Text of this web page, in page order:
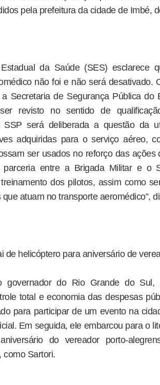
pela prefeitura da cidade de Imbé,
Estadual da Saúde (SES) esclarece
não foi e não será desativado.
Secretaria de Segurança Pública do
revisto no sentido de
SSP será deliberada a questão da
adquiridas para o serviço aéreo,
ser usados no reforço das
parceria entre a Brigada Militar e o
dos pilotos, assim como
atuam no transporte aeromédico”,
de helicóptero para aniversário de
governador do Rio Grande do Sul,
total e economia das despesas
para participar de um evento na
Em seguida, ele embarcou para o
do vereador porto-
como Sartori.